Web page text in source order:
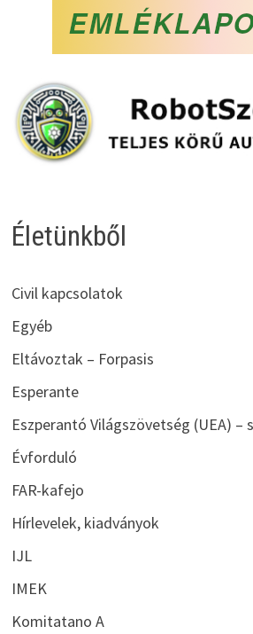
Életünkből
Civil kapcsolatok
Egyéb
Eltávoztak – Forpasis
Esperante
Eszperantó Világszövetség (UEA) –
Évforduló
FAR-kafejo
Hírlevelek, kiadványok
IJL
IMEK
Komitatano A